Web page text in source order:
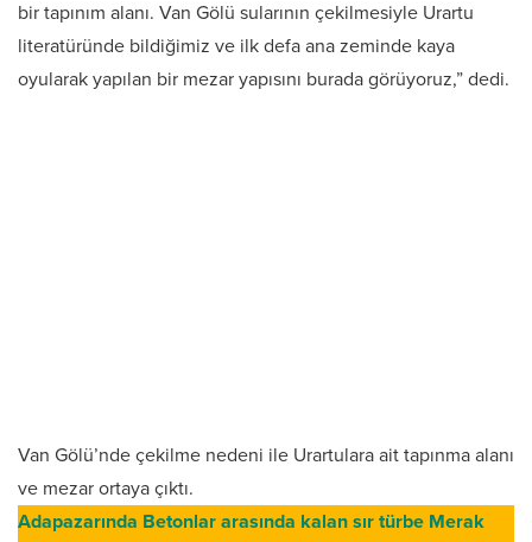
bir tapınım alanı. Van Gölü sularının çekilmesiyle Urartu
literatüründe bildiğimiz ve ilk defa ana zeminde kaya
oyularak yapılan bir mezar yapısını burada görüyoruz,” dedi.
Van Gölü’nde çekilme nedeni ile Urartulara ait tapınma alanı
ve mezar ortaya çıktı.
Adapazarında Betonlar arasında kalan sır türbe Merak